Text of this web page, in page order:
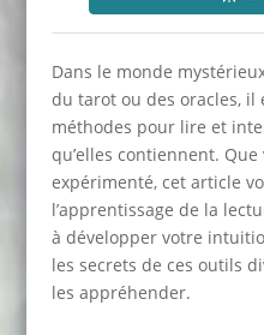
Dans le monde
du tarot ou des oracles,
méthodes pour lire et
qu’elles contiennent.
expérimenté, cet article
l’apprentissage de la
à développer votre
les secrets de ces outils
les appréhender.